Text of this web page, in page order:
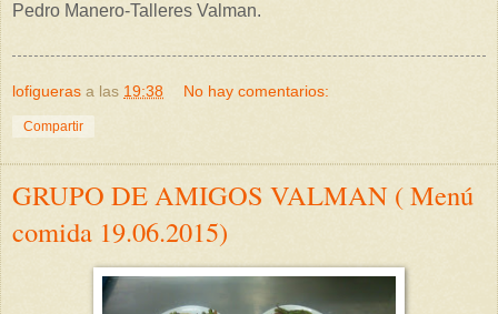
Pedro Manero-Talleres Valman.
lofigueras a las 19:38 No hay comentarios:
Compartir
GRUPO DE AMIGOS VALMAN ( Menú
comida 19.06.2015)